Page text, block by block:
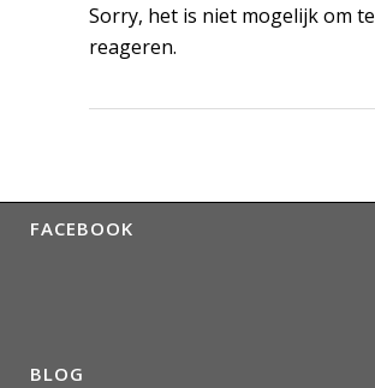
Sorry, het is niet mogelijk om te
reageren.
FACEBOOK
BLOG